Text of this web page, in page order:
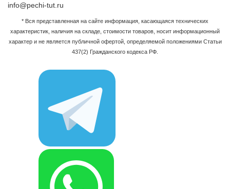
info@pechi-tut.ru
* Вся представленная на сайте информация, касающаяся технических
характеристик, наличия на складе, стоимости товаров, носит информационный
характер и не является публичной офертой, определяемой положениями Статьи
437(2) Гражданского кодекса РФ.